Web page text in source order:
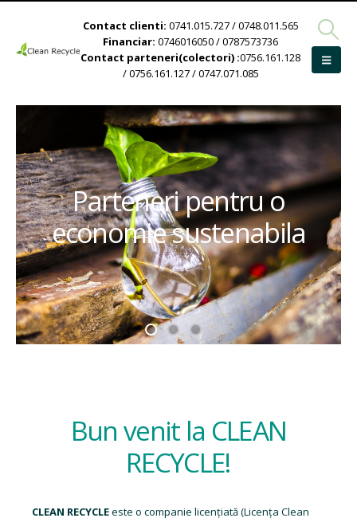
Contact clienti: 0741.015.727 / 0748.011.565
Financiar: 0746016050 / 0787573736
Contact parteneri(colectori) :0756.161.128
/ 0756.161.127 / 0747.071.085
Parteneri pentru o
economie sustenabila
Bun venit la CLEAN
RECYCLE!
CLEAN RECYCLEeste o companie licențiată (Licența Clean